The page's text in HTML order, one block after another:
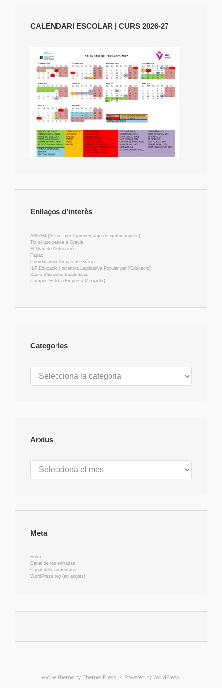
CALENDARI ESCOLAR | CURS 2026-27
Enllaços d’interès
ABEAM (Assoc. per l'aprenentatge de matemàtiques)
Tot el que passa a Gràcia
El Diari de l'Educació
Fapac
Coordinadora Ampas de Gràcia
ILP Educació (Iniciativa Legislativa Popular per l'Educació)
Xarxa d'Escoles Insubmises
Campos Estela (Empresa Menjador)
Categories
Categories
Arxius
Arxius
Meta
Entra
Canal de les entrades
Canal dels comentaris
WordPress.org (en anglès)
evolve theme by Theme4Press • Powered by WordPress